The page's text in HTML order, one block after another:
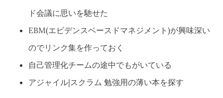
ド会議に思いを馳せた
EBM(エビデンスベースドマネジメント)が興味深い
のでリンク集を作っておく
自己管理化チームの途中でもがいている
アジャイル|スクラム 勉強用の薄い本を探す